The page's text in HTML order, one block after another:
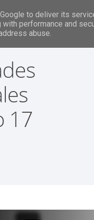
17
to deliver its
with performance and
abuse.